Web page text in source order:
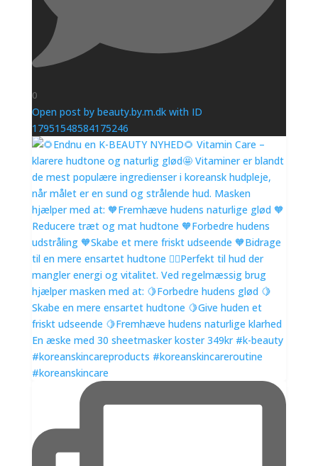
0
Open post by beauty.by.m.dk with ID
17951548584175246